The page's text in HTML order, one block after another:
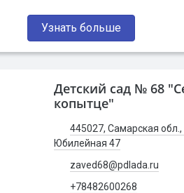
Узнать больше
Детский сад № 68
копытце"
445027, Самарская обл.,
Юбилейная 47
zaved68@pdlada.ru
+78482600268